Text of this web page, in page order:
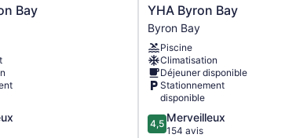
Glen
accès à
Bay
YHA
Byron
Bay
Byron
Bay
YHA Byron Bay
Byron Bay
Piscine
Climatisation
Déjeuner disponible
Stationnement
disponible
4.5
sur
4,5 Merveilleux
154 avis